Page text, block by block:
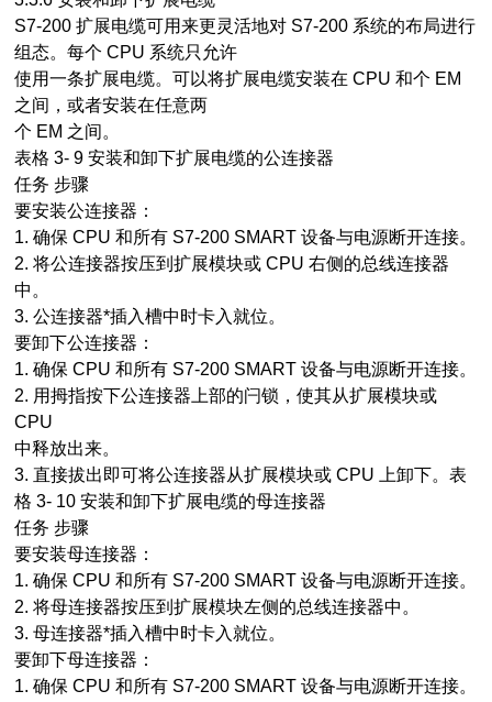
S7-200 扩展电缆可用来更灵活地对 S7-200 系统的布局进行
组态。每个 CPU 系统只允许
使用一条扩展电缆。可以将扩展电缆安装在 CPU 和个 EM
之间，或者安装在任意两
个 EM 之间。
表格 3- 9 安装和卸下扩展电缆的公连接器
任务 步骤
要安装公连接器：
1. 确保 CPU 和所有 S7-200 SMART 设备与电源断开连接。
2. 将公连接器按压到扩展模块或 CPU 右侧的总线连接器
中。
3. 公连接器*插入槽中时卡入就位。
要卸下公连接器：
1. 确保 CPU 和所有 S7-200 SMART 设备与电源断开连接。
2. 用拇指按下公连接器上部的闩锁，使其从扩展模块或
CPU
中释放出来。
3. 直接拔出即可将公连接器从扩展模块或 CPU 上卸下。表
格 3- 10 安装和卸下扩展电缆的母连接器
任务 步骤
要安装母连接器：
1. 确保 CPU 和所有 S7-200 SMART 设备与电源断开连接。
2. 将母连接器按压到扩展模块左侧的总线连接器中。
3. 母连接器*插入槽中时卡入就位。
要卸下母连接器：
1. 确保 CPU 和所有 S7-200 SMART 设备与电源断开连接。